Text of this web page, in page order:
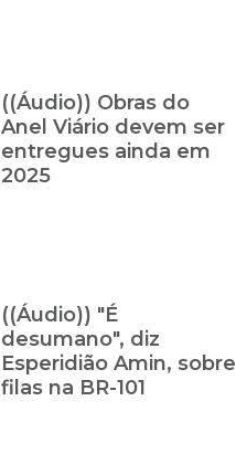
((Áudio)) Obras do
Anel Viário devem ser
entregues ainda em
2025
((Áudio)) "É
desumano", diz
Esperidião Amin, sobre
filas na BR-101